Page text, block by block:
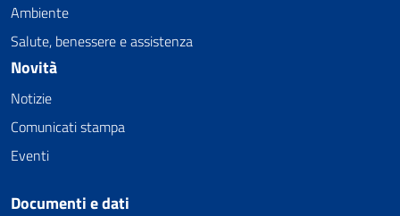
Ambiente
Salute, benessere e assistenza
Novità
Notizie
Comunicati stampa
Eventi
Documenti e dati